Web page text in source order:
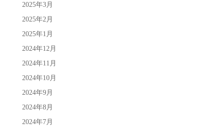
2025年3月
2025年2月
2025年1月
2024年12月
2024年11月
2024年10月
2024年9月
2024年8月
2024年7月